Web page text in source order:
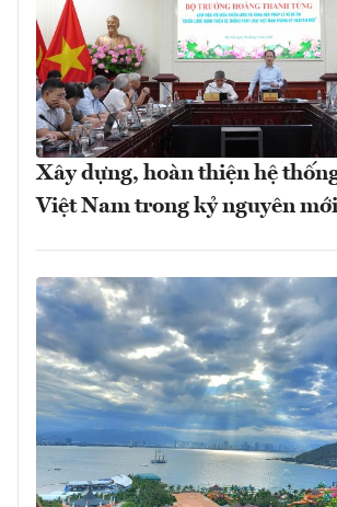
Xây dựng, hoàn thiện hệ
Việt Nam trong kỷ nguyên mới